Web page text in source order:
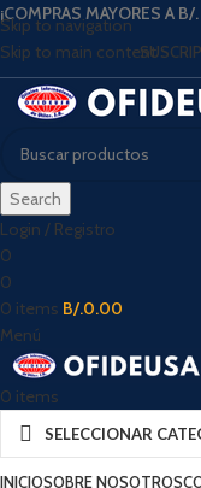
Skip to navigation
Skip to main content
¡COMPRAS MAYORES A
Search
Login / Registro
0
0
0 items B/.0.00
Menú
0 items
SELECCIONAR
INICIOSOBRE NOSOTROS